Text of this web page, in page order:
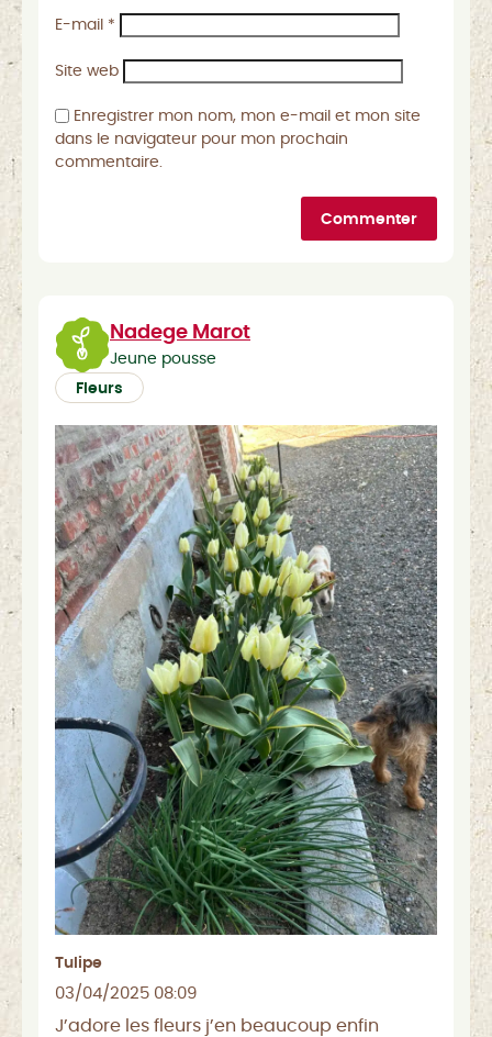
E-mail *
Site web
Enregistrer mon nom, mon e-mail et mon site
dans le navigateur pour mon prochain
commentaire.
Commenter
Nadege Marot
Jeune pousse
Fleurs
Tulipe
03/04/2025 08:09
J’adore les fleurs j’en beaucoup enfin